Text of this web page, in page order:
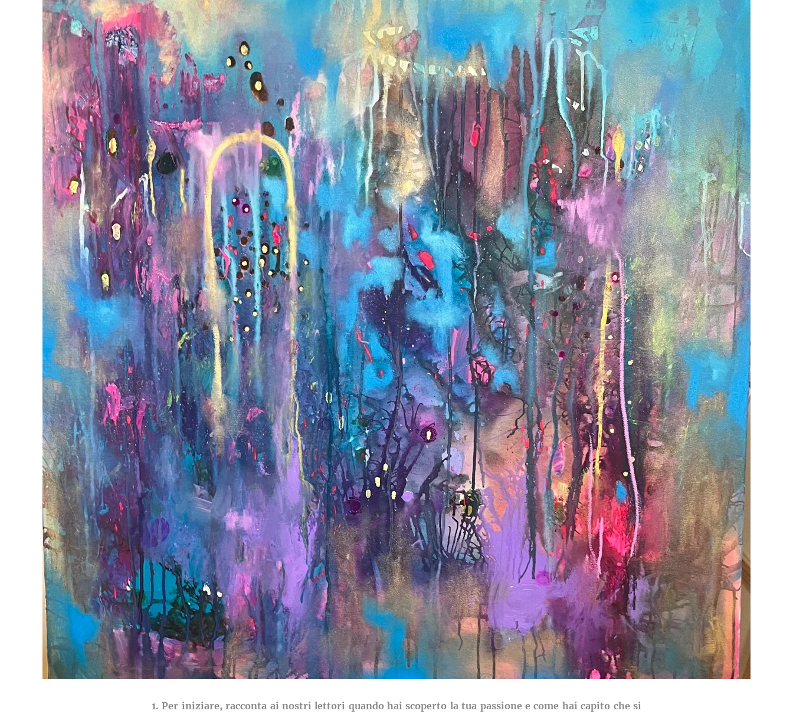
1. Per iniziare, racconta ai nostri lettori quando hai scoperto la tua passione e come hai capito che si